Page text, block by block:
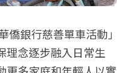
銀行慈善單車活動」
理念逐步融入日常生